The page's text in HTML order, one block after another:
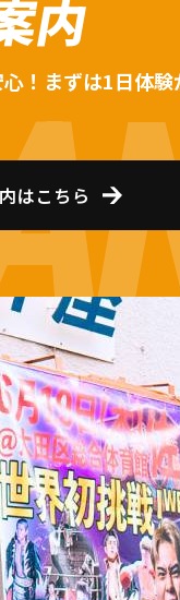
内
！まずは1日体
はこちら